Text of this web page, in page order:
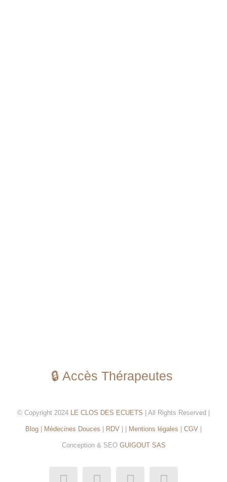
🔒 Accès Thérapeutes
© Copyright 2024 LE CLOS DES ECUETS | All Rights Reserved |
Blog | Médecines Douces | RDV | | Mentions légales | CGV |
Conception & SEO GUIGOUT SAS